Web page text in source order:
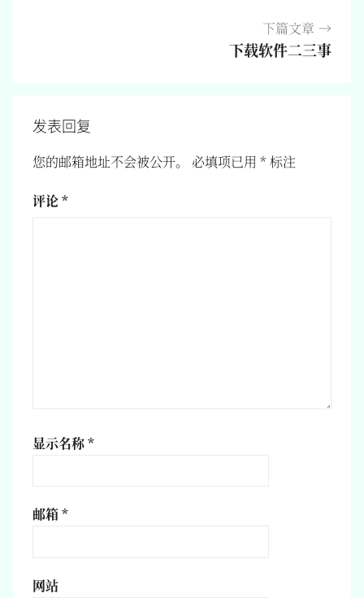
下篇文章
下载软件二三事
发表回复
您的邮箱地址不会被公开。 必填项已用 *标注
评论*
显示名称*
邮箱*
网站